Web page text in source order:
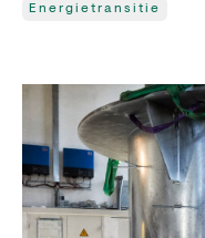
Energietransitie